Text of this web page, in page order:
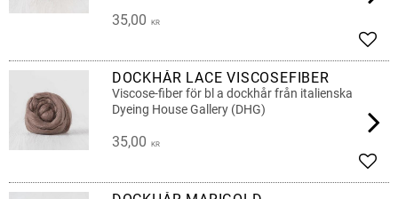
35,00 KR
DOCKHÅR LACE VISCOSEFIBER
Viscose-fiber för bl a dockhår från italienska
Dyeing House Gallery (DHG)
35,00 KR